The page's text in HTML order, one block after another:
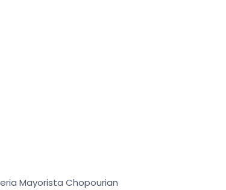
Mayorista Chopourian